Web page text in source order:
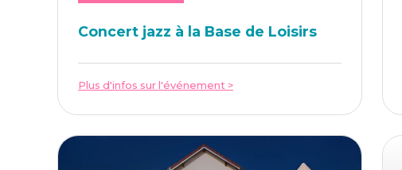
Concert jazz à la Base de Loisirs
Plus d'infos sur l'événement >